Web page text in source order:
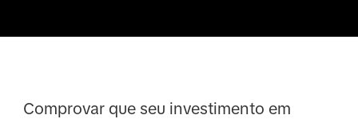
Comprovar que seu investimento em